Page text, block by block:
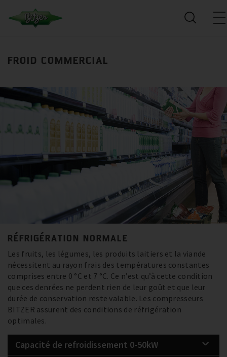
FROID COMMERCIAL
RÉFRIGÉRATION NORMALE
Les fruits, les légumes, les produits laitiers et la viande
nécessitent au rayon frais des températures constantes
comprises entre 0 °C et 7 °C. Ce n’est qu’à cette condition
que ces denrées ne perdent rien de leur goût et que leur
durée de conservation reste valable. Les compresseurs
BITZER assurent des conditions de réfrigération
optimales.
Capacité de refroidissement 0-50kW